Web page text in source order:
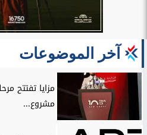
آخر الموضوعات
مزايا تفتتح
مشروع...